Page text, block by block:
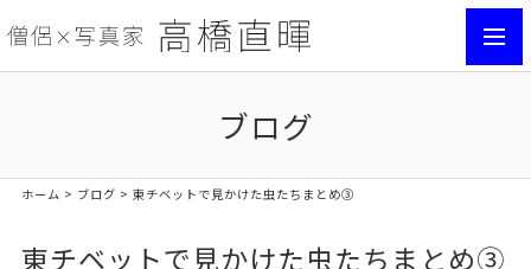
ブログ
ホーム > ブログ > 東チベットで見かけた虫たちまとめ③
東チベットで見かけた虫たちまとめ③